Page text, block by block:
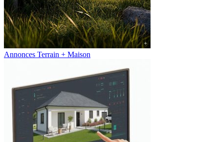
Annonces Terrain + Maison